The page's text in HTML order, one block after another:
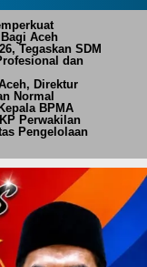
Aceh
Tegaskan SDM
dan
Direktur
Normal
BPMA
Perwakilan
Pengelolaan